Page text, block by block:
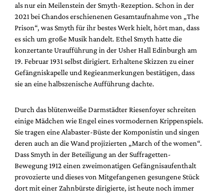
als nur ein Meilenstein der Smyth-Rezeption. Schon in der
2021 bei Chandos erschienenen Gesamtaufnahme von „The
Prison“, was Smyth für ihr bestes Werk hielt, hört man, dass
es sich um große Musik handelt. Ethel Smyth hatte die
konzertante Uraufführung in der Usher Hall Edinburgh am
19. Februar 1931 selbst dirigiert. Erhaltene Skizzen zu einer
Gefängniskapelle und Regieanmerkungen bestätigen, dass
sie an eine halbszenische Aufführung dachte.
Durch das blütenweiße Darmstädter Riesenfoyer schreiten
einige Mädchen wie Engel eines vormodernen Krippenspiels.
Sie tragen eine Alabaster-Büste der Komponistin und singen
deren auch an die Wand projizierten „March of the women“.
Dass Smyth in der Beteiligung an der Suffragetten-
Bewegung 1912 einen zweimonatigen Gefängnisaufenthalt
provozierte und dieses von Mitgefangenen gesungene Stück
dort mit einer Zahnbürste dirigierte, ist heute noch immer